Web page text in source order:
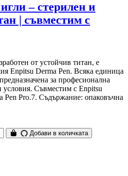
– стерилен и
| съвместим с
от устойчив титан, е
Enpitsu Derma Pen. Всяка единица
за професионална
Съвместим с Enpitsu
Pen Pro.7. Съдържание: опаковъчна
Добави в количката